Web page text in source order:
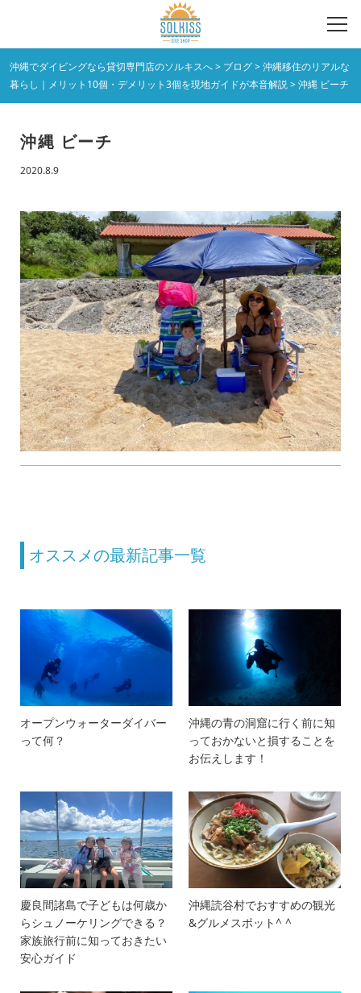
沖縄でダイビングなら貸切専門店のソルキスへ> ブログ>沖縄移住のリアルな
暮らし｜メリット10個・デメリット3個を現地ガイドが本音解説>沖縄 ビーチ
沖縄 ビーチ
2020.8.9
オススメの最新記事一覧
オープンウォーターダイバー
って何？
沖縄の青の洞窟に行く前に知
っておかないと損することを
お伝えします！
慶良間諸島で子どもは何歳か
らシュノーケリングできる？
家族旅行前に知っておきたい
安心ガイド
沖縄読谷村でおすすめの観光
&グルメスポット^ ^